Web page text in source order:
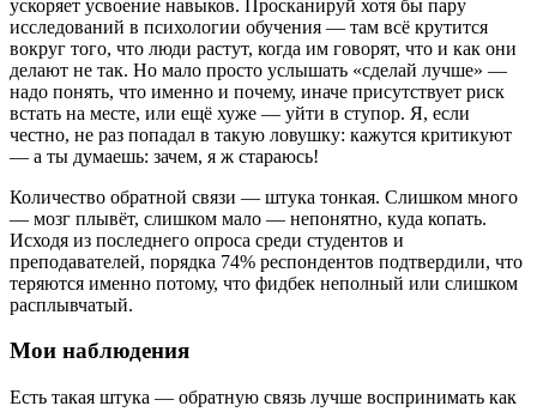
ускоряет усвоение навыков. Просканируй хотя бы пару
исследований в психологии обучения — там всё крутится
вокруг того, что люди растут, когда им говорят, что и как они
делают не так. Но мало просто услышать «сделай лучше» —
надо понять, что именно и почему, иначе присутствует риск
встать на месте, или ещё хуже — уйти в ступор. Я, если
честно, не раз попадал в такую ловушку: кажутся критикуют
— а ты думаешь: зачем, я ж стараюсь!
Количество обратной связи — штука тонкая. Слишком много
— мозг плывёт, слишком мало — непонятно, куда копать.
Исходя из последнего опроса среди студентов и
преподавателей, порядка 74% респондентов подтвердили, что
теряются именно потому, что фидбек неполный или слишком
расплывчатый.
Мои наблюдения
Есть такая штука — обратную связь лучше воспринимать как